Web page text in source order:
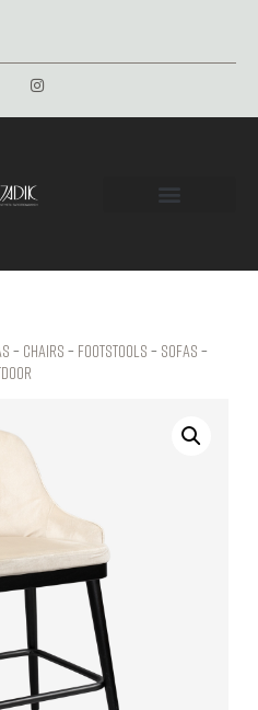
– Chairs – Footstools – Sofas –